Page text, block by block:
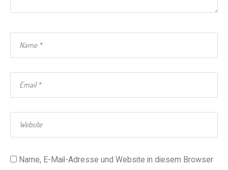
Name, E-Mail-Adresse und Website in diesem Browser